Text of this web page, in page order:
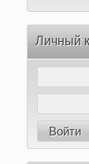
Личный
Войти